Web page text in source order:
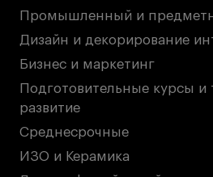
Промышленный и
Дизайн и декорирование
Бизнес и маркетинг
Подготовительные курсы и
развитие
Среднесрочные
ИЗО и Керамика